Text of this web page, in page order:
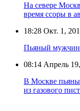
На севере
время ссоры в
18:28 Окт. 1,
Пьяный
08:14 Апрель
В Москве
из газового